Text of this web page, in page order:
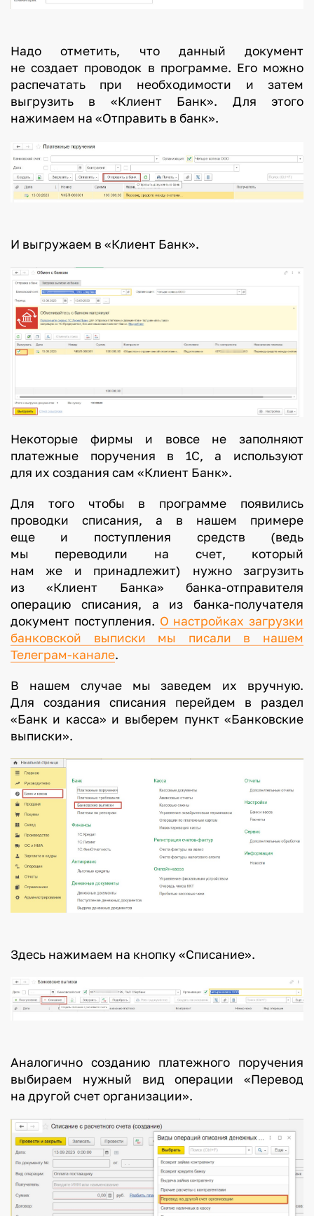
Надо отметить, что данный документ
не создает проводок в программе. Его можно
распечатать при необходимости и затем
выгрузить в «Клиент Банк». Для этого
нажимаем на «Отправить в банк».
И выгружаем в «Клиент Банк».
Некоторые фирмы и вовсе не заполняют
платежные поручения в 1С, а используют
для их создания сам «Клиент Банк».
Для того чтобы в программе появились
проводки списания, а в нашем примере
еще и поступления средств (ведь
мы переводили на счет, который
нам же и принадлежит) нужно загрузить
из «Клиент Банка» банка-отправителя
операцию списания, а из банка-получателя
документ поступления. О настройках загрузки
банковской выписки мы писали в нашем
Телеграм-канале.
В нашем случае мы заведем их вручную.
Для создания списания перейдем в раздел
«Банк и касса» и выберем пункт «Банковские
выписки».
Здесь нажимаем на кнопку «Списание».
Аналогично созданию платежного поручения
выбираем нужный вид операции «Перевод
на другой счет организации».